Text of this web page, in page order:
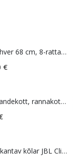
Reisikohver 68 cm, 8-rattaline, must, laiendatav, TSA koodlukk, Samsonite Upscape
€
LOQI kandekott, rannakott, reisikott, Estravel Beach Bag
Kaasaskantav kõlar JBL Clip 5, IP67, valge